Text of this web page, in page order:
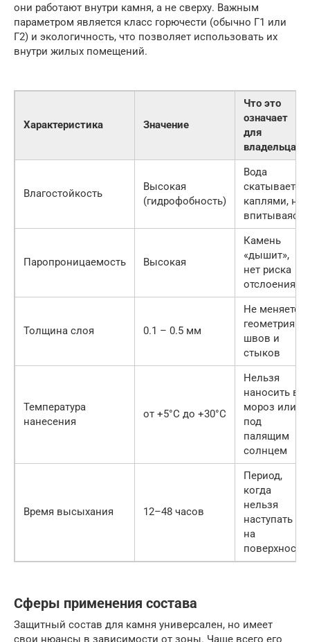
они работают внутри камня, а не сверху. Важным
параметром является класс горючести (обычно Г1 или
Г2) и экологичность, что позволяет использовать их
внутри жилых помещений.
Характеристика Значение
Что это
означает
для
владельца
Влагостойкость
Высокая
(гидрофобность)
Вода
скатывается
каплями, не
впитываясь
Паропроницаемость Высокая
Камень
«дышит»,
нет риска
отслоения
Толщина слоя 0.1 – 0.5 мм
Не меняется
геометрия
швов и
стыков
Температура
нанесения
от +5°C до +30°C
Нельзя
наносить в
мороз или
под
палящим
солнцем
Время высыхания 12–48 часов
Период,
когда
нельзя
наступать
на
поверхность
Сферы применения состава
Защитный состав для камня универсален, но имеет
свои нюансы в зависимости от зоны. Чаще всего его